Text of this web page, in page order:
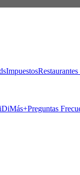
Impuestos
Preguntas